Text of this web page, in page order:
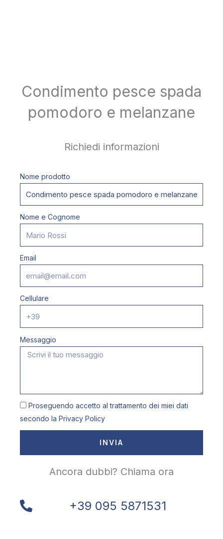
Condimento pesce spada
pomodoro e melanzane
Richiedi informazioni
Nome prodotto
Nome e Cognome
Email
Cellulare
Messaggio
Proseguendo accetto al trattamento dei miei dati
secondo la Privacy Policy
INVIA
Ancora dubbi? Chiama ora
+39 095 5871531